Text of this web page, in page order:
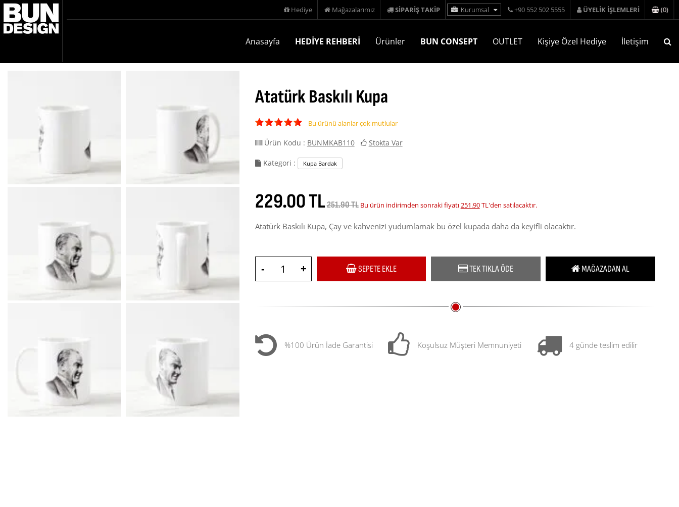
Hediye Mağazalarımız SİPARİŞ TAKİP Kurumsal +90 552 502 5555 ÜYELİK İŞLEMLERİ (0)
Anasayfa HEDİYE REHBERİ Ürünler BUN CONSEPT OUTLET Kişiye Özel Hediye İletişim
Atatürk Baskılı Kupa
Bu ürünü alanlar çok mutlular
Ürün Kodu : BUNMKAB110 Stokta Var
Kategori : Kupa Bardak
229.00 TL251.90 TL Bu ürün indirimden sonraki fiyatı251.90TL'den satılacaktır.
Atatürk Baskılı Kupa, Çay ve kahvenizi yudumlamak bu özel kupada daha da keyifli olacaktır.
- + SEPETE EKLE TEK TIKLA ÖDE MAĞAZADAN AL
%100 Ürün İade Garantisi Koşulsuz Müşteri Memnuniyeti 4 günde teslim edilir